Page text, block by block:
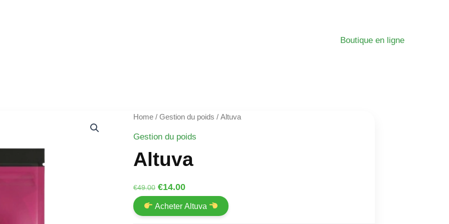
Boutique en ligne
Home/ Gestion du poids / Altuva
Gestion du poids
Altuva
€49.00 Original
price
was:
€14.00Current
price
is:
Acheter Altuva